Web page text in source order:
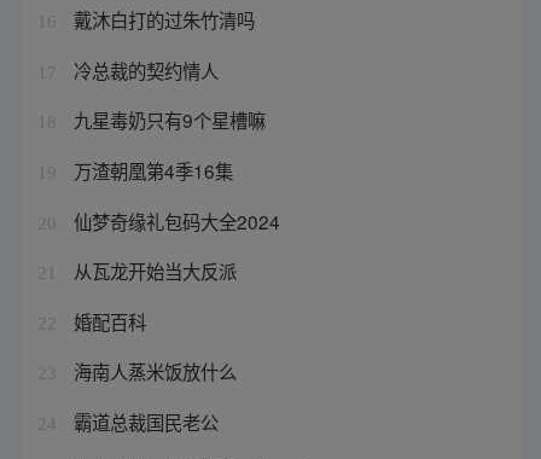
16 戴沐白打的过朱竹清吗
17 冷总裁的契约情人
18 九星毒奶只有9个星槽嘛
19 万渣朝凰第4季16集
20 仙梦奇缘礼包码大全2024
21 从瓦龙开始当大反派
22 婚配百科
23 海南人蒸米饭放什么
24 霸道总裁国民老公